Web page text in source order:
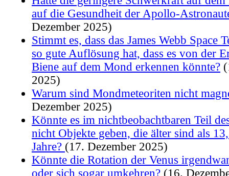
auf die Gesundheit der Apollo-
Dezember 2025)
Stimmt es, dass das James Webb Space
so gute Auflösung hat, dass es von der
Biene auf dem Mond erkennen könnte?
2025)
Warum sind Mondmeteoriten nicht
Dezember 2025)
Könnte es im nichtbeobachtbaren Teil
nicht Objekte geben, die älter sind als
Jahre? (17. Dezember 2025)
Könnte die Rotation der Venus
oder sich sogar umkehren? (16.